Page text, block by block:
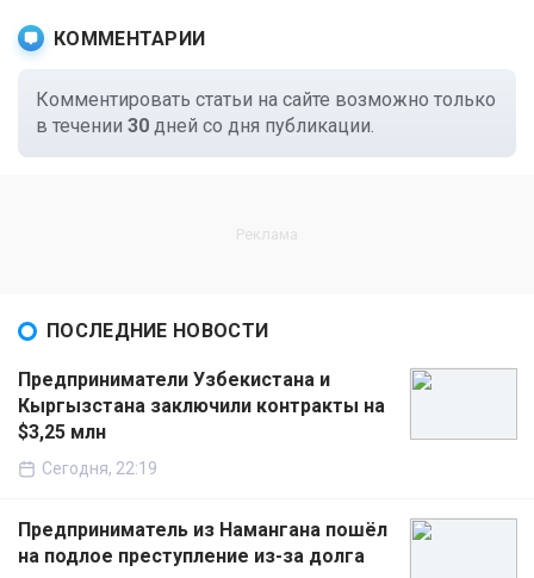
КОММЕНТАРИИ
Комментировать статьи на сайте возможно только
в течении 30 дней со дня публикации.
ПОСЛЕДНИЕ НОВОСТИ
Предприниматели Узбекистана и
Кыргызстана заключили контракты на
$3,25 млн
Сегодня, 22:19
Предприниматель из Намангана пошёл
на подлое преступление из-за долга